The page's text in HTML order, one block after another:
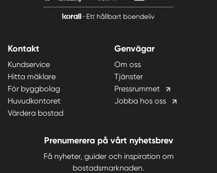
Kontakt
Kundservice
Hitta mäklare
För byggbolag
Huvudkontoret
Värdera bostad
Genvägar
Om oss
Tjänster
Pressrummet
Jobba hos oss
Prenumerera på vårt nyhetsbrev
Få nyheter, guider och inspiration om
bostadsmarknaden.